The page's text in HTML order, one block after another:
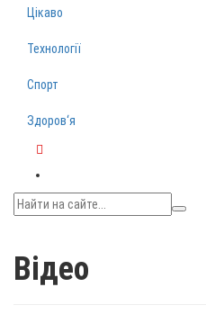
Цікаво
Технології
Спорт
Здоров‘я
Відео